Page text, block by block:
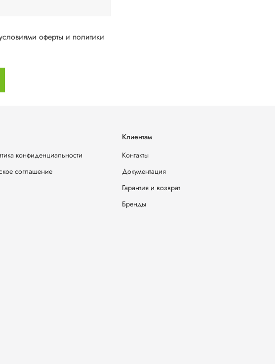
и политики
конфиденциальности
соглашение
Клиентам
Контакты
Документация
Гарантия и возврат
Бренды